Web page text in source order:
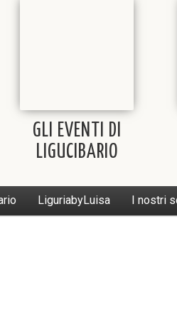
GLI EVENTI DI
LIGUCIBARIO
LiguriabyLuisa I nostri